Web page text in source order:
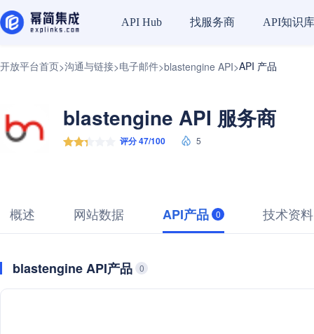
API Hub 找服务商 API知识库
开放平台首页>沟通与链接>电子邮件>blastengine API>API 产品
blastengine API 服务商
评分 47/100 5
概述 网站数据 API产品 0 技术资料
blastengine API产品 0